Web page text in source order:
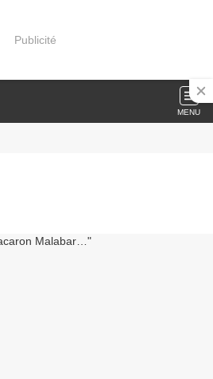
Publicité
MENU